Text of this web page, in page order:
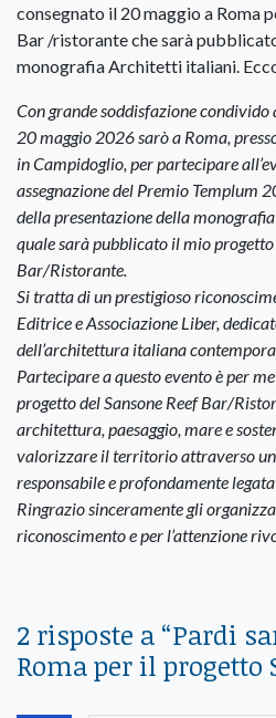
consegnato il 20 maggio a Roma
Bar /ristorante che sarà
monografia Architetti italiani.
Con grande soddisfazione
20 maggio 2026 sarò a Roma,
in Campidoglio, per partecipare
assegnazione del Premio Templum
della presentazione della
quale sarà pubblicato il mio progetto
Bar/Ristorante.
Si tratta di un prestigioso
Editrice e Associazione Liber,
dell’architettura italiana
Partecipare a questo evento è per
progetto del Sansone Reef Bar/
architettura, paesaggio, mare e
valorizzare il territorio attraverso
responsabile e profondamente
Ringrazio sinceramente gli
riconoscimento e per l’attenzione
2 risposte a “Pardi
Roma per il progetto